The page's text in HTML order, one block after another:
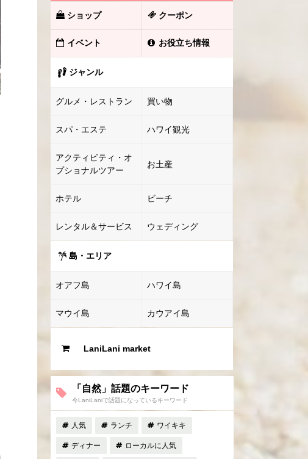
ショップ クーポン
イベント お役立ち情報
ジャンル
グルメ・レストラン 買い物
スパ・エステ ハワイ観光
アクティビティ・オ
プショナルツアー
お土産
ホテル ビーチ
レンタル＆サービス ウェディング
島・エリア
オアフ島 ハワイ島
マウイ島 カウアイ島
LaniLani market
「自然」話題のキーワード
今LaniLaniで話題になっているキーワード
人気 ランチ ワイキキ
ディナー ローカルに人気